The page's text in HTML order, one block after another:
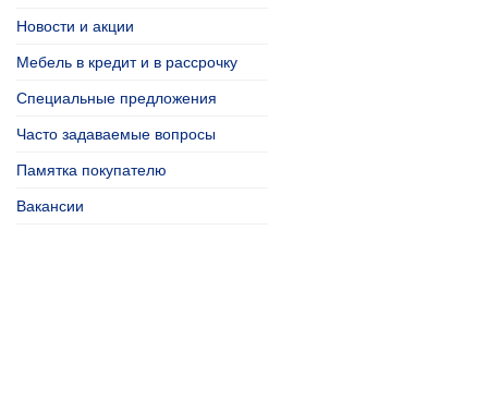
Новости и акции
Мебель в кредит и в рассрочку
Специальные предложения
Часто задаваемые вопросы
Памятка покупателю
Вакансии